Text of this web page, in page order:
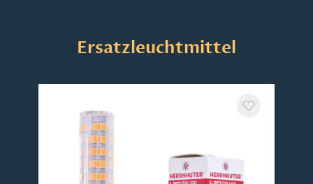
Produktgalerie überspringen
Ersatzleuchtmittel